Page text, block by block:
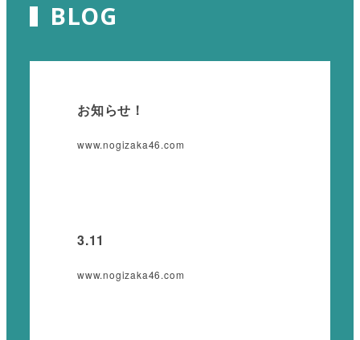
BLOG
お知らせ！
www.nogizaka46.com
3.11
www.nogizaka46.com